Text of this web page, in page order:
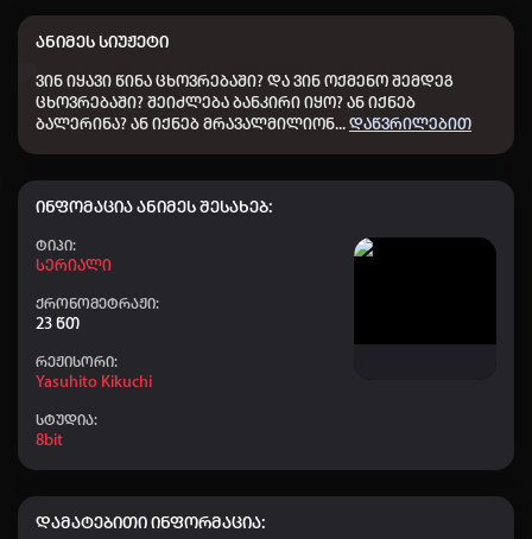
👤 Elisa +20 04:14
👤 omaribregvadze +20
👤 ZUKT777 +10 23:49
+50 15:28
👤 Dato chitrekashvili +20 09:30
ანიმეს სიუჟეტი
ვინ იყავი წინა ცხოვრებაში? და ვინ ოქმენო შემდეგ
ცხოვრებაში? შეიძლება ბანკირი იყო? ან იქნებ
ბალერინა? ან იქნებ მრავალმილიონ... დაწვრილებით
ინფომაცია ანიმეს შესახებ:
Ტიპი:
Სერიალი
ქრონომეტრაჟი:
23 წთ
რეჟისორი:
Yasuhito Kikuchi
სტუდია:
8bit
დამატებითი ინფორმაცია: